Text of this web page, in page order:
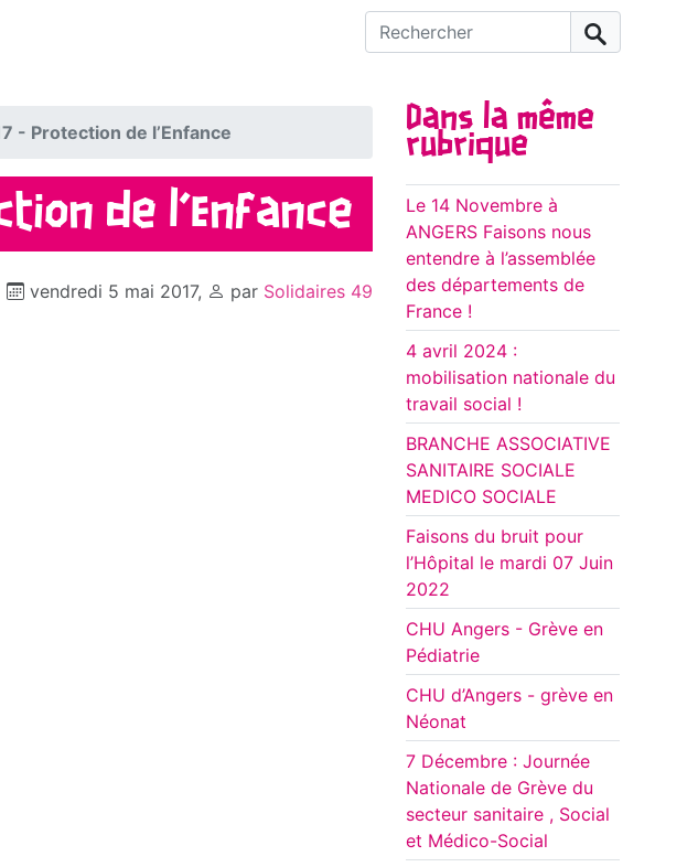
Rechercher :
- Protection de l’Enfance
de l’Enfance
vendredi 5 mai 2017, par Solidaires 49
Dans la même
rubrique
Le 14 Novembre à
ANGERS Faisons nous
entendre à l’assemblée
des départements de
France !
4 avril 2024 :
mobilisation nationale du
travail social !
BRANCHE ASSOCIATIVE
SANITAIRE SOCIALE
MEDICO SOCIALE
Faisons du bruit pour
l’Hôpital le mardi 07 Juin
2022
CHU Angers - Grève en
Pédiatrie
CHU d’Angers - grève en
Néonat
7 Décembre : Journée
Nationale de Grève du
secteur sanitaire , Social
et Médico-Social